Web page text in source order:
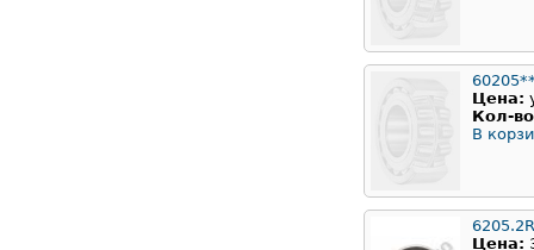
Цена:
Кол-
В
Цена: